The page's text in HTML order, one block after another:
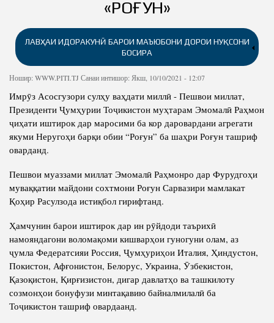
Таҷрибаи сулҳи тоҷикон
Таҳкими ҳокимияти давлатӣ
Пули миллӣ
WWW.PRESIDENT.TJ
Филмҳо
Мақолаҳо
Ҷоизаҳо
Хабарҳо
Суханрониҳо
Сафарҳо
Санадҳо
Паёмҳо
Барқияҳо
Суҳбатҳои телефонӣ
Аксҳо
Конститутсияи Ҷумҳурии Тоҷикистон
давраи то соли 2030
Барномаи миёнамуҳлати рушди Ҷумҳурии Тоҷикистон барои
солҳои 2021-2025
ҚОНУНГУЗОРИИ
ҶУМҲУРИИ ТОҶИКИСТОН
ХАБАРҲО
ДАР БОРАИ ПАЖӮҲИШГОҲ
Сохтор
Директор
Ҷонишини директор оид ба корҳои илм ва таълим
Котиби илмӣ
Шурои олимон
Шуъбаҳои илмӣ
Шуъбаи банақшагирии стратегӣ, моделсозӣ ва дурнамои
макроиқтисодӣ
Шуъбаи тақвияти иқтидори содиротӣ, логистика ва
тиҷорати электронӣ
Шуъбаи самаранокии истеҳсолот ва инфрасохтор
Шуъбаи рушди нерӯи инсонӣ
Таъсис
ФАЪОЛИЯТ
Фаъолияти ҷорӣ
Кумитаи иттифоқи касабаи Институти иқтисодиёт ва
демографияи АМИТ
Бонувони Институт
Дастовардҳо
Конфронсҳо, семинарҳо ва мизҳои мудаввар
Магистратура
Шурои диссертатсионӣ
Бахши магистратура, аспирантура ва докторантураи (PhD)
Тавсияҳо
КИТОБХОНА
Монография
Маҷалла
Луғати истилоҳоти мониторинг ва арзёбӣ
ТАМОСҲО
Вазифаҳои холӣ
«РОҒУН»
ЛАВҲАИ ИДОРАКУНӢ БАРОИ МАЪЮБОНИ ДОРОИ НУҚСОНИ
БОСИРА
Ношир: WWW.PITI.TJ Санаи интишор: Якш, 10/10/2021 - 12:07
Имрӯз Асосгузори сулҳу ваҳдати миллӣ - Пешвои миллат,
Президенти Ҷумҳурии Тоҷикистон муҳтарам Эмомалӣ Раҳмон
ҷиҳати иштирок дар маросими ба кор даровардани агрегати
якуми Неругоҳи барқи обии “Роғун” ба шаҳри Роғун ташриф
оварданд.
Пешвои муаззами миллат Эмомалӣ Раҳмонро дар Фурудгоҳи
муваққатии майдони сохтмони Роғун Сарвазири мамлакат
Қоҳир Расулзода истиқбол гирифтанд.
Ҳамчунин барои иштирок дар ин рӯйдоди таърихӣ
намояндагони воломақоми кишварҳои гуногуни олам, аз
ҷумла Федератсияи Россия, Ҷумҳуриҳои Италия, Ҳиндустон,
Покистон, Афғонистон, Белорус, Украина, Ӯзбекистон,
Қазоқистон, Қирғизистон, дигар давлатҳо ва ташкилоту
созмонҳои бонуфузи минтақавию байналмилалӣ ба
Тоҷикистон ташриф овардаанд.